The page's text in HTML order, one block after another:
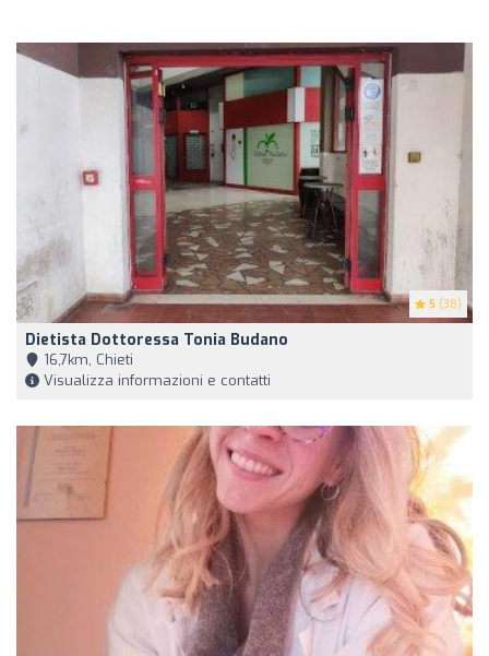
5 (38)
Dietista Dottoressa Tonia Budano
16,7km, Chieti
Visualizza informazioni e contatti